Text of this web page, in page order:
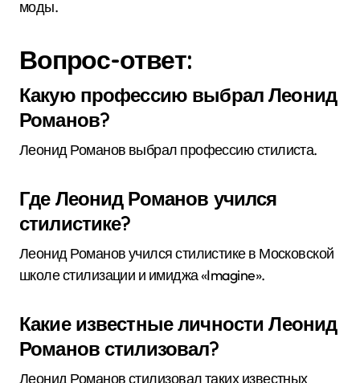
моды.
Вопрос-ответ:
Какую профессию выбрал Леонид
Романов?
Леонид Романов выбрал профессию стилиста.
Где Леонид Романов учился
стилистике?
Леонид Романов учился стилистике в Московской
школе стилизации и имиджа «Imagine».
Какие известные личности Леонид
Романов стилизовал?
Леонид Романов стилизовал таких известных